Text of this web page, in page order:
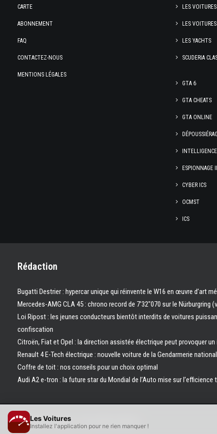
CARTE
ABONNEMENT
FAQ
CONTACTEZ-NOUS
MENTIONS LÉGALES
LES
LES
LES YACHTS
SCUDERIA
GTA 6
GTA CHEATS
GTA ONLINE
ESPIONNAGE
CYBER ICS
OCMST
ICS
Rédaction
Bugatti Destrier : hypercar unique qui réinvente le W16 en œuvre d’art
Mercedes-AMG CLA 45 : chrono record de 7’32″070 sur le Nürburgring
Loi Ripost : les jeunes conducteurs bientôt interdits de voitures
confiscation
Citroën, Fiat et Opel : la direction assistée électrique peut provoquer
Renault 4 E-Tech électrique : nouvelle voiture de la Gendarmerie
Coffre de toit : nos conseils pour un choix optimal
Audi A2 e-tron : la future star du Mondial de l’Auto mise sur l’efficience
© 2026 Les Voitures. | Tous droits réservés.
Les Voitures
Installez l'application pour ne rien manquer !